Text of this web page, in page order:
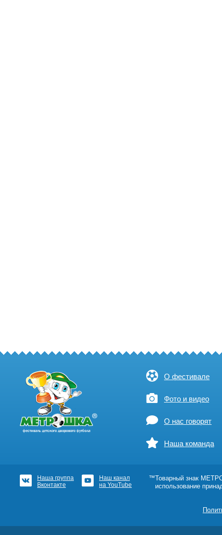
О фестивале
Фото и видео
О нас говорят
Наша команда
Наша группа
Вконтакте
Наш канал
на YouTube
™Товарный знак
использование